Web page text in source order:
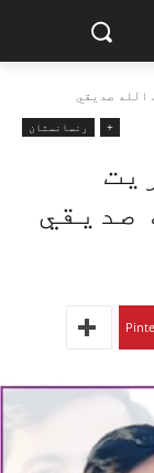
الله صدیقي
+ رنسانستان
صدیقي